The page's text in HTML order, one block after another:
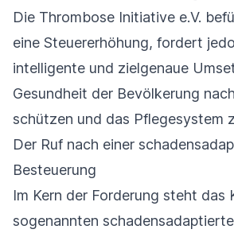
Die Thrombose Initiative e.V.
eine Steuererhöhung, fordert
intelligente und zielgenaue
Gesundheit der Bevölkerung
schützen und das Pflegesystem
Der Ruf nach einer
Besteuerung
Im Kern der Forderung steht das
sogenannten